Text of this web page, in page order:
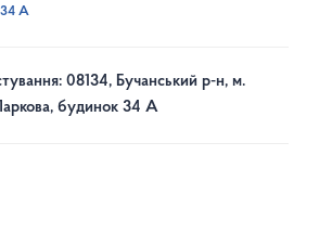
34 А
08134, Бучанський р-н, м.
будинок 34 А